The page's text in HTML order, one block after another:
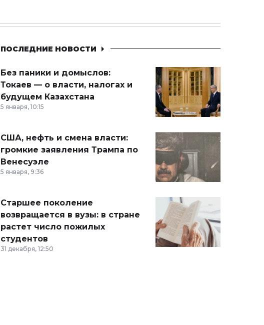
ПОСЛЕДНИЕ НОВОСТИ
Без паники и домыслов:
Токаев — о власти, налогах и
будущем Казахстана
5 января, 10:15
США, нефть и смена власти:
громкие заявления Трампа по
Венесуэле
5 января, 9:36
Старшее поколение
возвращается в вузы: в стране
растет число пожилых
студентов
31 декабря, 12:50